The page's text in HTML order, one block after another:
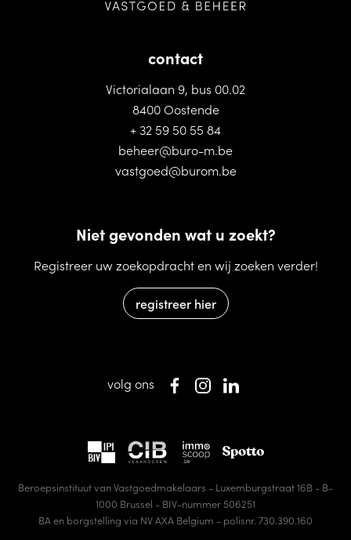
contact
Victorialaan 9, bus 00.02
8400 Oostende
+ 32 59 50 55 84
beheer@buro-m.be
vastgoed@burom.be
Niet gevonden wat u zoekt?
Registreer uw zoekopdracht en wij zoeken verder!
registreer hier
Beroepsinstituut van Vastgoedmakelaars - Luxemburgstraat 16B - B-
1000 Brussel - BIV-nummer 506251
BA en borgstelling via NV AXA Belgium - polisnr. 730.390.160
volg ons